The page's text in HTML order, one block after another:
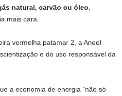
natural, carvão ou óleo
mais cara.
vermelha patamar 2, a Aneel
e do uso responsável da
a economia de energia “não só